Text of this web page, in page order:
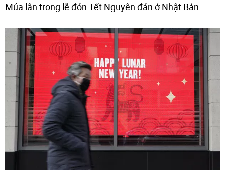
Múa lân trong lễ đón Tết Nguyên đán ở Nhật Bản